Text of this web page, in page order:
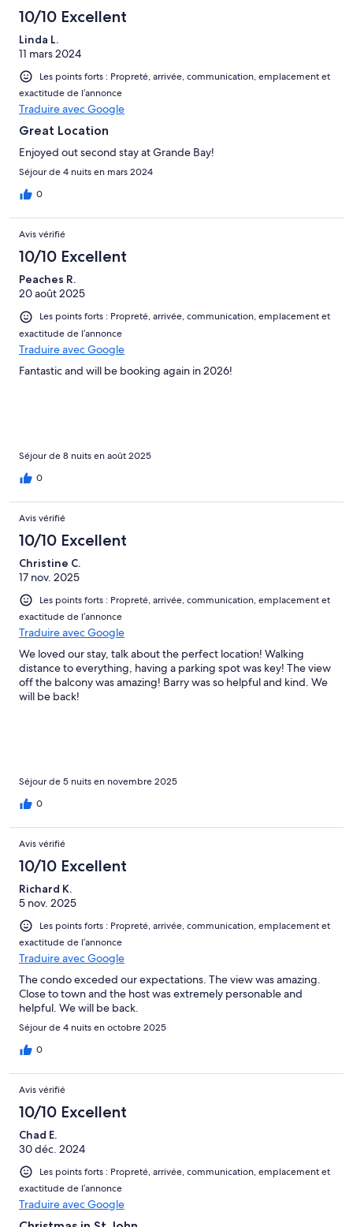
10/10 Excellent
Linda L.
11 mars 2024
Les points forts : Propreté, arrivée, communication, emplacement et
exactitude de l’annonce
Traduire avec Google
Great Location
Enjoyed out second stay at Grande Bay!
Séjour de 4 nuits en mars 2024
0
Avis vérifié
10/10 Excellent
Peaches R.
20 août 2025
Les points forts : Propreté, arrivée, communication, emplacement et
exactitude de l’annonce
Traduire avec Google
Fantastic and will be booking again in 2026!
Séjour de 8 nuits en août 2025
0
Avis vérifié
10/10 Excellent
Christine C.
17 nov. 2025
Les points forts : Propreté, arrivée, communication, emplacement et
exactitude de l’annonce
Traduire avec Google
We loved our stay, talk about the perfect location! Walking
distance to everything, having a parking spot was key! The view
off the balcony was amazing! Barry was so helpful and kind. We
will be back!
Séjour de 5 nuits en novembre 2025
0
Avis vérifié
10/10 Excellent
Richard K.
5 nov. 2025
Les points forts : Propreté, arrivée, communication, emplacement et
exactitude de l’annonce
Traduire avec Google
The condo exceded our expectations. The view was amazing.
Close to town and the host was extremely personable and
helpful. We will be back.
Séjour de 4 nuits en octobre 2025
0
Avis vérifié
10/10 Excellent
Chad E.
30 déc. 2024
Les points forts : Propreté, arrivée, communication, emplacement et
exactitude de l’annonce
Traduire avec Google